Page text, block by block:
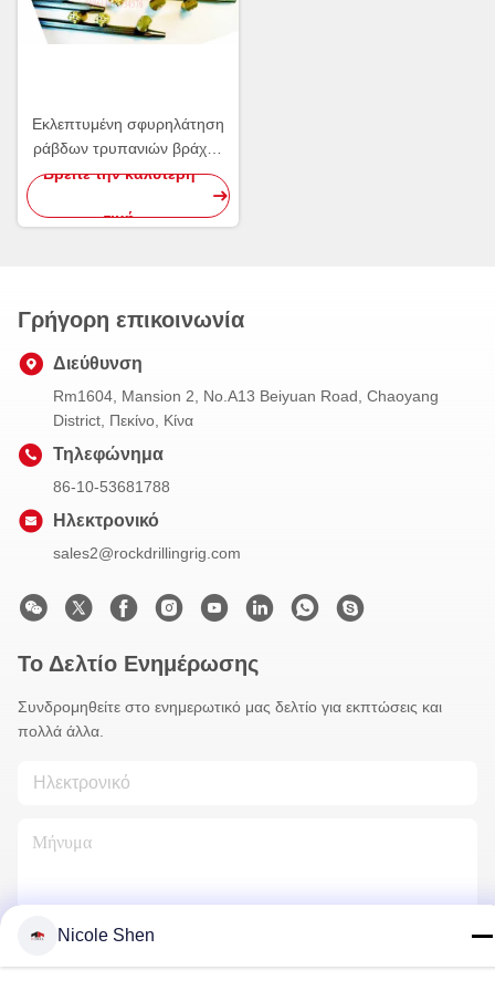
Εκλεπτυμένη σφυρηλάτηση
ράβδων τρυπανιών βράχου
χάλυβα άνθρακα που
συνδέεται με τα κομμάτια
κουμπιών
Βρείτε την καλύτερη
τιμή
Γρήγορη επικοινωνία
Διεύθυνση
Rm1604, Mansion 2, No.A13 Beiyuan Road, Chaoyang
District, Πεκίνο, Κίνα
Τηλεφώνημα
86-10-53681788
Ηλεκτρονικό
sales2@rockdrillingrig.com
Το Δελτίο Ενημέρωσης
Συνδρομηθείτε στο ενημερωτικό μας δελτίο για εκπτώσεις και
πολλά άλλα.
Επικοινωνήστε Μαζί Μας
Nicole Shen